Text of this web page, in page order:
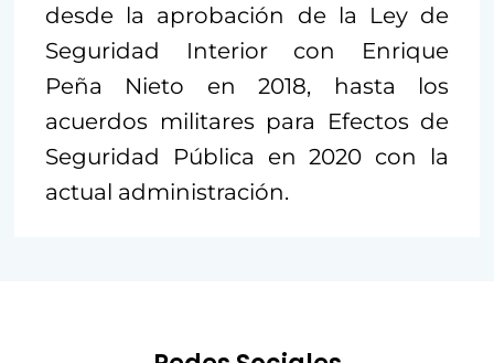
desde la aprobación de la Ley de
Seguridad Interior con Enrique
Peña Nieto en 2018, hasta los
acuerdos militares para Efectos de
Seguridad Pública en 2020 con la
actual administración.